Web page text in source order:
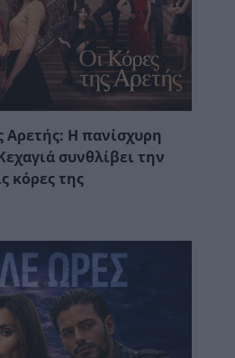
Αρετής: Η πανίσχυρη
συνθλίβει την
κόρες της